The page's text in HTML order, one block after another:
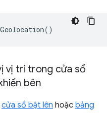
()
vị trí trong cửa sổ
bên
cửa sổ bật lên hoặc bảng